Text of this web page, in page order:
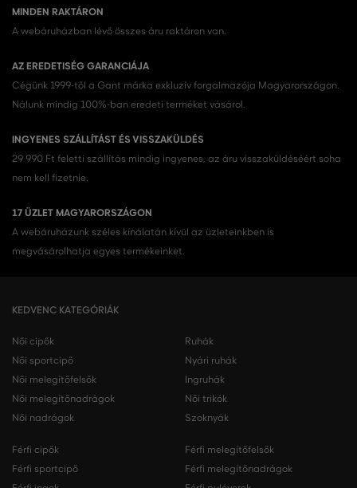
MINDEN RAKTÁRON
A webáruházban lévő összes áru raktáron van.
AZ EREDETISÉG GARANCIÁJA
Cégünk 1999-től a Gant márka exkluzív forgalmazója Magyarországon.
Nálunk mindig 100%-ban eredeti terméket vásárol.
INGYENES SZÁLLÍTÁST ÉS VISSZAKÜLDÉS
29 990 Ft feletti szállítás mindig ingyenes, az áru visszaküldéséért soha
nem kell fizetnie.
17 ÜZLET MAGYARORSZÁGON
A webáruházunk széles kínálatán kívül az üzleteinkben is
megvásárolhatja egyes termékeinket.
KEDVENC KATEGÓRIÁK
Női cipők
Női sportcipő
Női melegítőfelsők
Női melegítőnadrágok
Női nadrágok
Ruhák
Nyári ruhák
Ingruhák
Női trikók
Szoknyák
Férfi cipők
Férfi sportcipő
Férfi melegítőfelsők
Férfi melegítőnadrágok